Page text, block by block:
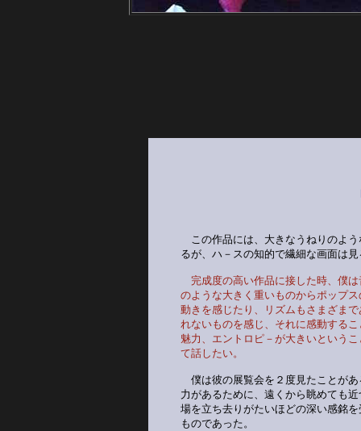
この作品には、大きなうねりのよ
るが、ハ－スの知的で繊細な画面は
完成度の高い作品に接した時、僕
のような大きく重いものからポップ
動きを感じたり、リズムもさまざま
れないものを感じ、それに感動する
魅力、エントロピ－が大きいという
て話したい。
僕は彼の展覧会を２度見たことが
力があるために、遠くから眺めても
場を立ち去りがたいほどの深い感銘
ものであった。